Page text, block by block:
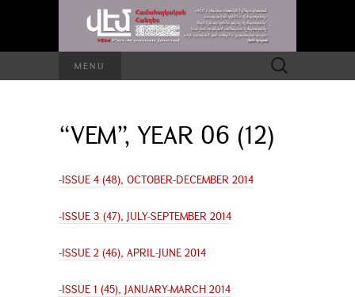
MENU
Search
for:
“VEM”, YEAR 06 (12)
-ISSUE 4 (48), OCTOBER-DECEMBER 2014
-ISSUE 3 (47), JULY-SEPTEMBER 2014
-ISSUE 2 (46), APRIL-JUNE 2014
-ISSUE 1 (45), JANUARY-MARCH 2014